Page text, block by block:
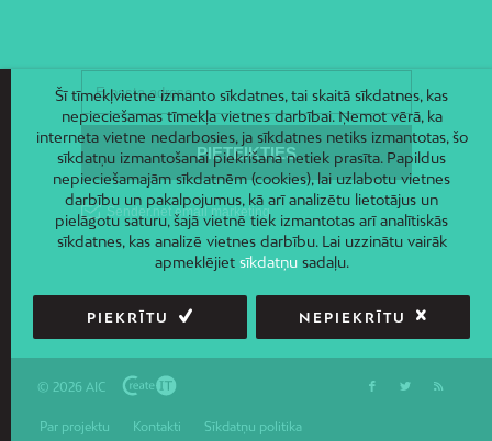
© 2026 AIC
Par projektu Kontakti Sīkdatņu politika
Šī tīmekļvietne izmanto sīkdatnes, tai skaitā sīkdatnes, kas
nepieciešamas tīmekļa vietnes darbībai. Ņemot vērā, ka
interneta vietne nedarbosies, ja sīkdatnes netiks izmantotas, šo
sīkdatņu izmantošanai piekrišana netiek prasīta. Papildus
nepieciešamajām sīkdatnēm (cookies), lai uzlabotu vietnes
darbību un pakalpojumus, kā arī analizētu lietotājus un
pielāgotu saturu, šajā vietnē tiek izmantotas arī analītiskās
sīkdatnes, kas analizē vietnes darbību. Lai uzzinātu vairāk
apmeklējiet sīkdatņusadaļu.
PIEKRĪTU NEPIEKRĪTU